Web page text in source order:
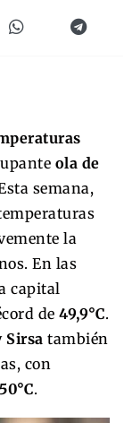
ola de
semana,
la
En las
capital
de 49,9°C.
Sirsa también
con
50°C.